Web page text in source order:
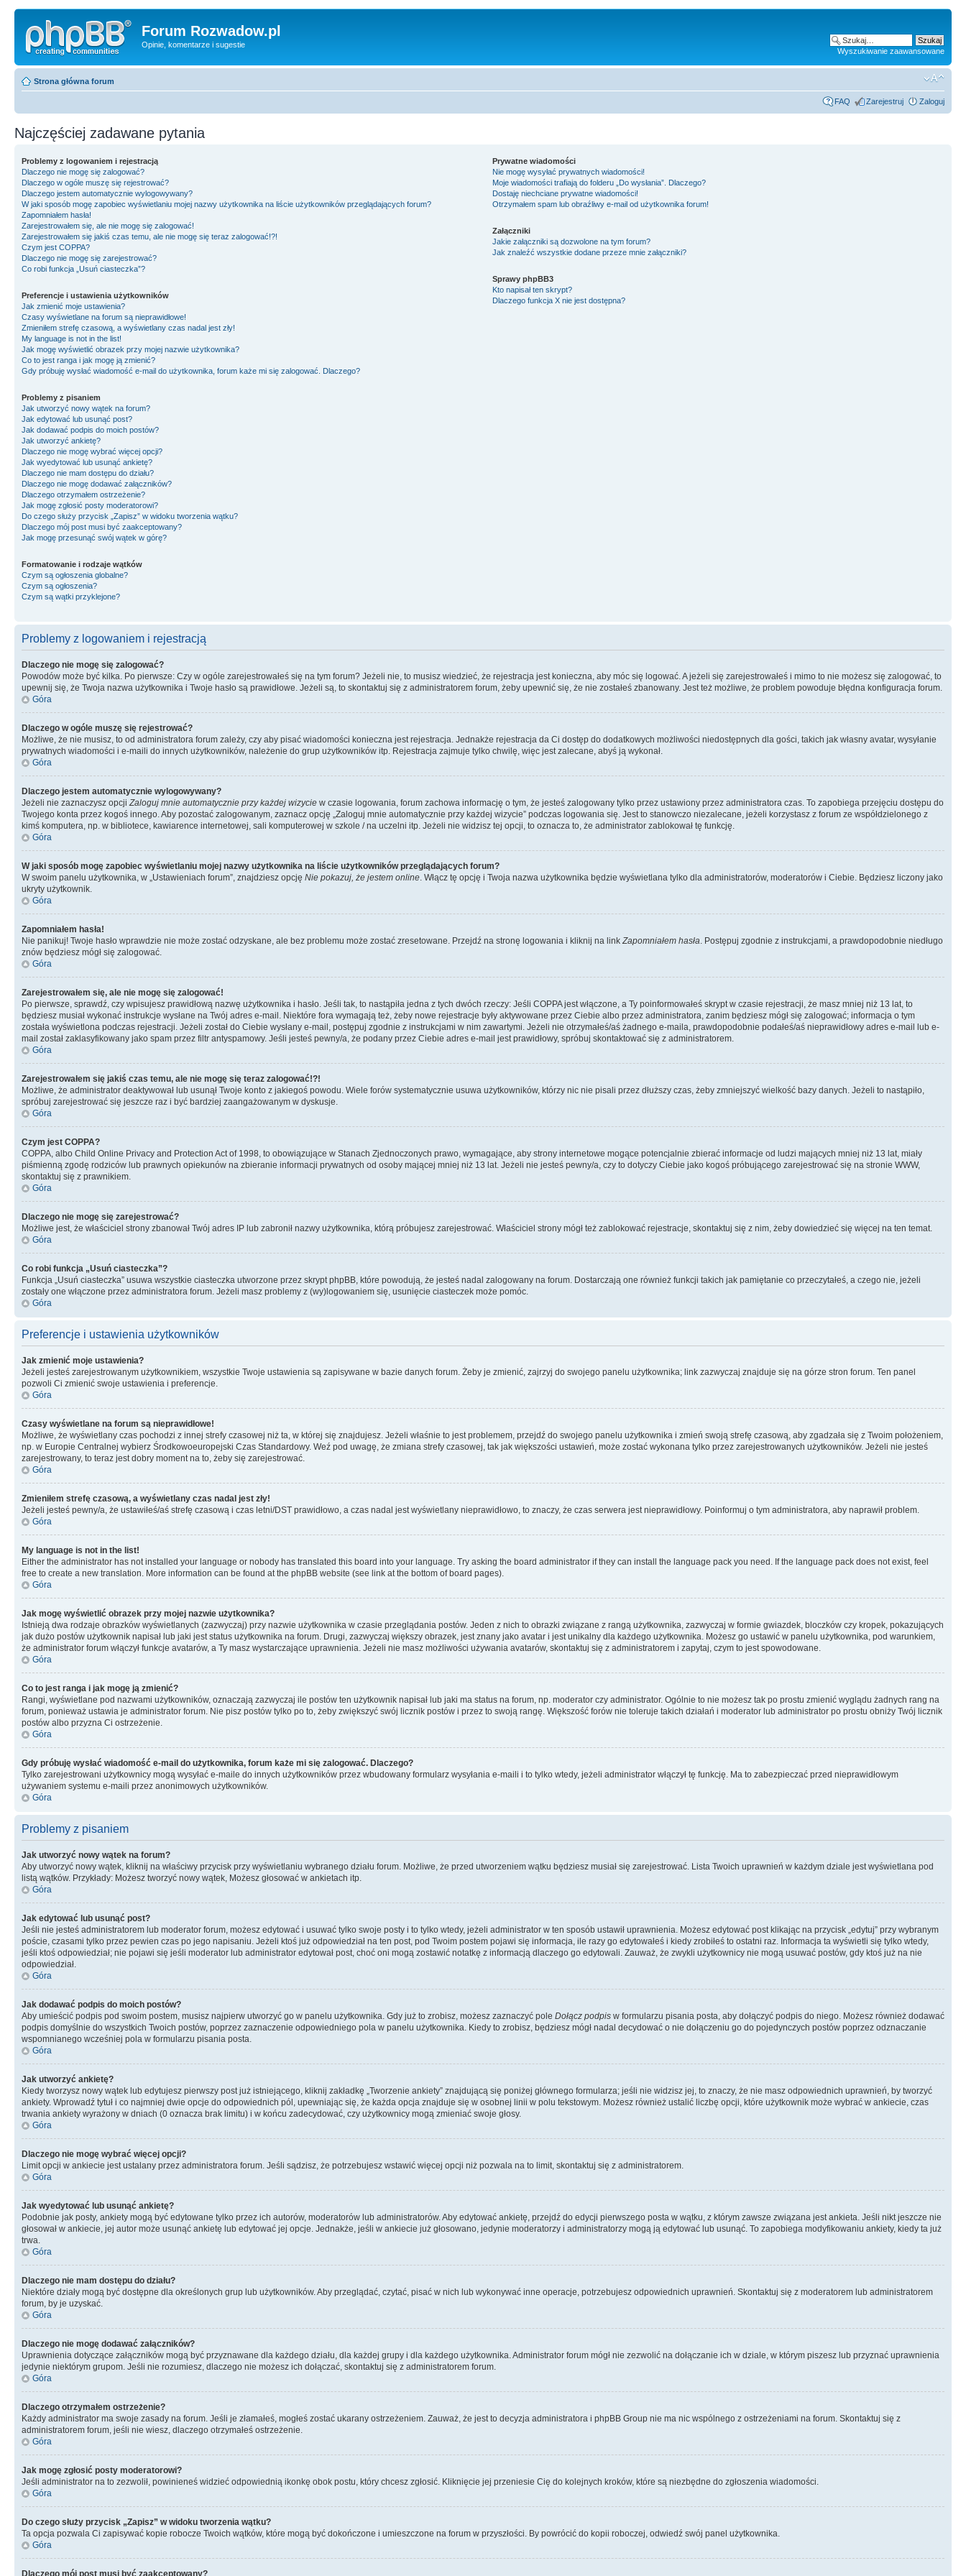
Forum Rozwadow.pl
Opinie, komentarze i sugestie
Wyszukiwanie zaawansowane
Strona główna forum
FAQ Zarejestruj Zaloguj
Najczęściej zadawane pytania
Problemy z logowaniem i rejestracją
Dlaczego nie mogę się zalogować?
Dlaczego w ogóle muszę się rejestrować?
Dlaczego jestem automatycznie wylogowywany?
W jaki sposób mogę zapobiec wyświetlaniu mojej nazwy użytkownika na liście użytkowników przeglądających forum?
Zapomniałem hasła!
Zarejestrowałem się, ale nie mogę się zalogować!
Zarejestrowałem się jakiś czas temu, ale nie mogę się teraz zalogować!?!
Czym jest COPPA?
Dlaczego nie mogę się zarejestrować?
Co robi funkcja „Usuń ciasteczka”?
Preferencje i ustawienia użytkowników
Jak zmienić moje ustawienia?
Czasy wyświetlane na forum są nieprawidłowe!
Zmieniłem strefę czasową, a wyświetlany czas nadal jest zły!
My language is not in the list!
Jak mogę wyświetlić obrazek przy mojej nazwie użytkownika?
Co to jest ranga i jak mogę ją zmienić?
Gdy próbuję wysłać wiadomość e-mail do użytkownika, forum każe mi się zalogować. Dlaczego?
Problemy z pisaniem
Jak utworzyć nowy wątek na forum?
Jak edytować lub usunąć post?
Jak dodawać podpis do moich postów?
Jak utworzyć ankietę?
Dlaczego nie mogę wybrać więcej opcji?
Jak wyedytować lub usunąć ankietę?
Dlaczego nie mam dostępu do działu?
Dlaczego nie mogę dodawać załączników?
Dlaczego otrzymałem ostrzeżenie?
Jak mogę zgłosić posty moderatorowi?
Do czego służy przycisk „Zapisz” w widoku tworzenia wątku?
Dlaczego mój post musi być zaakceptowany?
Jak mogę przesunąć swój wątek w górę?
Formatowanie i rodzaje wątków
Czym są ogłoszenia globalne?
Czym są ogłoszenia?
Czym są wątki przyklejone?
Prywatne wiadomości
Nie mogę wysyłać prywatnych wiadomości!
Moje wiadomości trafiają do folderu „Do wysłania”. Dlaczego?
Dostaję niechciane prywatne wiadomości!
Otrzymałem spam lub obraźliwy e-mail od użytkownika forum!
Załączniki
Jakie załączniki są dozwolone na tym forum?
Jak znaleźć wszystkie dodane przeze mnie załączniki?
Sprawy phpBB3
Kto napisał ten skrypt?
Dlaczego funkcja X nie jest dostępna?
Problemy z logowaniem i rejestracją
Dlaczego nie mogę się zalogować?
Powodów może być kilka. Po pierwsze: Czy w ogóle zarejestrowałeś się na tym forum? Jeżeli nie, to musisz wiedzieć, że rejestracja jest konieczna, aby móc się logować. A jeżeli się zarejestrowałeś i mimo to nie możesz się zalogować, to
upewnij się, że Twoja nazwa użytkownika i Twoje hasło są prawidłowe. Jeżeli są, to skontaktuj się z administratorem forum, żeby upewnić się, że nie zostałeś zbanowany. Jest też możliwe, że problem powoduje błędna konfiguracja forum.
Góra
Dlaczego w ogóle muszę się rejestrować?
Możliwe, że nie musisz, to od administratora forum zależy, czy aby pisać wiadomości konieczna jest rejestracja. Jednakże rejestracja da Ci dostęp do dodatkowych możliwości niedostępnych dla gości, takich jak własny avatar, wysyłanie
prywatnych wiadomości i e-maili do innych użytkowników, należenie do grup użytkowników itp. Rejestracja zajmuje tylko chwilę, więc jest zalecane, abyś ją wykonał.
Góra
Dlaczego jestem automatycznie wylogowywany?
Jeżeli nie zaznaczysz opcji Zaloguj mnie automatycznie przy każdej wizycie w czasie logowania, forum zachowa informację o tym, że jesteś zalogowany tylko przez ustawiony przez administratora czas. To zapobiega przejęciu dostępu do
Twojego konta przez kogoś innego. Aby pozostać zalogowanym, zaznacz opcję „Zaloguj mnie automatycznie przy każdej wizycie” podczas logowania się. Jest to stanowczo niezalecane, jeżeli korzystasz z forum ze współdzielonego z
kimś komputera, np. w bibliotece, kawiarence internetowej, sali komputerowej w szkole / na uczelni itp. Jeżeli nie widzisz tej opcji, to oznacza to, że administrator zablokował tę funkcję.
Góra
W jaki sposób mogę zapobiec wyświetlaniu mojej nazwy użytkownika na liście użytkowników przeglądających forum?
W swoim panelu użytkownika, w „Ustawieniach forum”, znajdziesz opcję Nie pokazuj, że jestem online . Włącz tę opcję i Twoja nazwa użytkownika będzie wyświetlana tylko dla administratorów, moderatorów i Ciebie. Będziesz liczony jako
ukryty użytkownik.
Góra
Zapomniałem hasła!
Nie panikuj! Twoje hasło wprawdzie nie może zostać odzyskane, ale bez problemu może zostać zresetowane. Przejdź na stronę logowania i kliknij na link Zapomniałem hasła . Postępuj zgodnie z instrukcjami, a prawdopodobnie niedługo
znów będziesz mógł się zalogować.
Góra
Zarejestrowałem się, ale nie mogę się zalogować!
Po pierwsze, sprawdź, czy wpisujesz prawidłową nazwę użytkownika i hasło. Jeśli tak, to nastąpiła jedna z tych dwóch rzeczy: Jeśli COPPA jest włączone, a Ty poinformowałeś skrypt w czasie rejestracji, że masz mniej niż 13 lat, to
będziesz musiał wykonać instrukcje wysłane na Twój adres e-mail. Niektóre fora wymagają też, żeby nowe rejestracje były aktywowane przez Ciebie albo przez administratora, zanim będziesz mógł się zalogować; informacja o tym
została wyświetlona podczas rejestracji. Jeżeli został do Ciebie wysłany e-mail, postępuj zgodnie z instrukcjami w nim zawartymi. Jeżeli nie otrzymałeś/aś żadnego e-maila, prawdopodobnie podałeś/aś nieprawidłowy adres e-mail lub e-
mail został zaklasyfikowany jako spam przez filtr antyspamowy. Jeśli jesteś pewny/a, że podany przez Ciebie adres e-mail jest prawidłowy, spróbuj skontaktować się z administratorem.
Góra
Zarejestrowałem się jakiś czas temu, ale nie mogę się teraz zalogować!?!
Możliwe, że administrator deaktywował lub usunął Twoje konto z jakiegoś powodu. Wiele forów systematycznie usuwa użytkowników, którzy nic nie pisali przez dłuższy czas, żeby zmniejszyć wielkość bazy danych. Jeżeli to nastąpiło,
spróbuj zarejestrować się jeszcze raz i być bardziej zaangażowanym w dyskusje.
Góra
Czym jest COPPA?
COPPA, albo Child Online Privacy and Protection Act of 1998, to obowiązujące w Stanach Zjednoczonych prawo, wymagające, aby strony internetowe mogące potencjalnie zbierać informacje od ludzi mających mniej niż 13 lat, miały
piśmienną zgodę rodziców lub prawnych opiekunów na zbieranie informacji prywatnych od osoby mającej mniej niż 13 lat. Jeżeli nie jesteś pewny/a, czy to dotyczy Ciebie jako kogoś próbującego zarejestrować się na stronie WWW,
skontaktuj się z prawnikiem.
Góra
Dlaczego nie mogę się zarejestrować?
Możliwe jest, że właściciel strony zbanował Twój adres IP lub zabronił nazwy użytkownika, którą próbujesz zarejestrować. Właściciel strony mógł też zablokować rejestracje, skontaktuj się z nim, żeby dowiedzieć się więcej na ten temat.
Góra
Co robi funkcja „Usuń ciasteczka”?
Funkcja „Usuń ciasteczka” usuwa wszystkie ciasteczka utworzone przez skrypt phpBB, które powodują, że jesteś nadal zalogowany na forum. Dostarczają one również funkcji takich jak pamiętanie co przeczytałeś, a czego nie, jeżeli
zostały one włączone przez administratora forum. Jeżeli masz problemy z (wy)logowaniem się, usunięcie ciasteczek może pomóc.
Góra
Preferencje i ustawienia użytkowników
Jak zmienić moje ustawienia?
Jeżeli jesteś zarejestrowanym użytkownikiem, wszystkie Twoje ustawienia są zapisywane w bazie danych forum. Żeby je zmienić, zajrzyj do swojego panelu użytkownika; link zazwyczaj znajduje się na górze stron forum. Ten panel
pozwoli Ci zmienić swoje ustawienia i preferencje.
Góra
Czasy wyświetlane na forum są nieprawidłowe!
Możliwe, że wyświetlany czas pochodzi z innej strefy czasowej niż ta, w której się znajdujesz. Jeżeli właśnie to jest problemem, przejdź do swojego panelu użytkownika i zmień swoją strefę czasową, aby zgadzała się z Twoim położeniem,
np. w Europie Centralnej wybierz Środkowoeuropejski Czas Standardowy. Weź pod uwagę, że zmiana strefy czasowej, tak jak większości ustawień, może zostać wykonana tylko przez zarejestrowanych użytkowników. Jeżeli nie jesteś
zarejestrowany, to teraz jest dobry moment na to, żeby się zarejestrować.
Góra
Zmieniłem strefę czasową, a wyświetlany czas nadal jest zły!
Jeżeli jesteś pewny/a, że ustawiłeś/aś strefę czasową i czas letni/DST prawidłowo, a czas nadal jest wyświetlany nieprawidłowo, to znaczy, że czas serwera jest nieprawidłowy. Poinformuj o tym administratora, aby naprawił problem.
Góra
My language is not in the list!
Either the administrator has not installed your language or nobody has translated this board into your language. Try asking the board administrator if they can install the language pack you need. If the language pack does not exist, feel
free to create a new translation. More information can be found at the phpBB website (see link at the bottom of board pages).
Góra
Jak mogę wyświetlić obrazek przy mojej nazwie użytkownika?
Istnieją dwa rodzaje obrazków wyświetlanych (zazwyczaj) przy nazwie użytkownika w czasie przeglądania postów. Jeden z nich to obrazki związane z rangą użytkownika, zazwyczaj w formie gwiazdek, bloczków czy kropek, pokazujących
jak dużo postów użytkownik napisał lub jaki jest status użytkownika na forum. Drugi, zazwyczaj większy obrazek, jest znany jako avatar i jest unikalny dla każdego użytkownika. Możesz go ustawić w panelu użytkownika, pod warunkiem,
że administrator forum włączył funkcje avatarów, a Ty masz wystarczające uprawnienia. Jeżeli nie masz możliwości używania avatarów, skontaktuj się z administratorem i zapytaj, czym to jest spowodowane.
Góra
Co to jest ranga i jak mogę ją zmienić?
Rangi, wyświetlane pod nazwami użytkowników, oznaczają zazwyczaj ile postów ten użytkownik napisał lub jaki ma status na forum, np. moderator czy administrator. Ogólnie to nie możesz tak po prostu zmienić wyglądu żadnych rang na
forum, ponieważ ustawia je administrator forum. Nie pisz postów tylko po to, żeby zwiększyć swój licznik postów i przez to swoją rangę. Większość forów nie toleruje takich działań i moderator lub administrator po prostu obniży Twój licznik
postów albo przyzna Ci ostrzeżenie.
Góra
Gdy próbuję wysłać wiadomość e-mail do użytkownika, forum każe mi się zalogować. Dlaczego?
Tylko zarejestrowani użytkownicy mogą wysyłać e-maile do innych użytkowników przez wbudowany formularz wysyłania e-maili i to tylko wtedy, jeżeli administrator włączył tę funkcję. Ma to zabezpieczać przed nieprawidłowym
używaniem systemu e-maili przez anonimowych użytkowników.
Góra
Problemy z pisaniem
Jak utworzyć nowy wątek na forum?
Aby utworzyć nowy wątek, kliknij na właściwy przycisk przy wyświetlaniu wybranego działu forum. Możliwe, że przed utworzeniem wątku będziesz musiał się zarejestrować. Lista Twoich uprawnień w każdym dziale jest wyświetlana pod
listą wątków. Przykłady: Możesz tworzyć nowy wątek, Możesz głosować w ankietach itp.
Góra
Jak edytować lub usunąć post?
Jeśli nie jesteś administratorem lub moderator forum, możesz edytować i usuwać tylko swoje posty i to tylko wtedy, jeżeli administrator w ten sposób ustawił uprawnienia. Możesz edytować post klikając na przycisk „edytuj” przy wybranym
poście, czasami tylko przez pewien czas po jego napisaniu. Jeżeli ktoś już odpowiedział na ten post, pod Twoim postem pojawi się informacja, ile razy go edytowałeś i kiedy zrobiłeś to ostatni raz. Informacja ta wyświetli się tylko wtedy,
jeśli ktoś odpowiedział; nie pojawi się jeśli moderator lub administrator edytował post, choć oni mogą zostawić notatkę z informacją dlaczego go edytowali. Zauważ, że zwykli użytkownicy nie mogą usuwać postów, gdy ktoś już na nie
odpowiedział.
Góra
Jak dodawać podpis do moich postów?
Aby umieścić podpis pod swoim postem, musisz najpierw utworzyć go w panelu użytkownika. Gdy już to zrobisz, możesz zaznaczyć pole Dołącz podpis w formularzu pisania posta, aby dołączyć podpis do niego. Możesz również dodawać
podpis domyślnie do wszystkich Twoich postów, poprzez zaznaczenie odpowiedniego pola w panelu użytkownika. Kiedy to zrobisz, będziesz mógł nadal decydować o nie dołączeniu go do pojedynczych postów poprzez odznaczanie
wspomnianego wcześniej pola w formularzu pisania posta.
Góra
Jak utworzyć ankietę?
Kiedy tworzysz nowy wątek lub edytujesz pierwszy post już istniejącego, kliknij zakładkę „Tworzenie ankiety” znajdującą się poniżej głównego formularza; jeśli nie widzisz jej, to znaczy, że nie masz odpowiednich uprawnień, by tworzyć
ankiety. Wprowadź tytuł i co najmniej dwie opcje do odpowiednich pól, upewniając się, że każda opcja znajduje się w osobnej linii w polu tekstowym. Możesz również ustalić liczbę opcji, które użytkownik może wybrać w ankiecie, czas
trwania ankiety wyrażony w dniach (0 oznacza brak limitu) i w końcu zadecydować, czy użytkownicy mogą zmieniać swoje głosy.
Góra
Dlaczego nie mogę wybrać więcej opcji?
Limit opcji w ankiecie jest ustalany przez administratora forum. Jeśli sądzisz, że potrzebujesz wstawić więcej opcji niż pozwala na to limit, skontaktuj się z administratorem.
Góra
Jak wyedytować lub usunąć ankietę?
Podobnie jak posty, ankiety mogą być edytowane tylko przez ich autorów, moderatorów lub administratorów. Aby edytować ankietę, przejdź do edycji pierwszego posta w wątku, z którym zawsze związana jest ankieta. Jeśli nikt jeszcze nie
głosował w ankiecie, jej autor może usunąć ankietę lub edytować jej opcje. Jednakże, jeśli w ankiecie już głosowano, jedynie moderatorzy i administratorzy mogą ją edytować lub usunąć. To zapobiega modyfikowaniu ankiety, kiedy ta już
trwa.
Góra
Dlaczego nie mam dostępu do działu?
Niektóre działy mogą być dostępne dla określonych grup lub użytkowników. Aby przeglądać, czytać, pisać w nich lub wykonywać inne operacje, potrzebujesz odpowiednich uprawnień. Skontaktuj się z moderatorem lub administratorem
forum, by je uzyskać.
Góra
Dlaczego nie mogę dodawać załączników?
Uprawnienia dotyczące załączników mogą być przyznawane dla każdego działu, dla każdej grupy i dla każdego użytkownika. Administrator forum mógł nie zezwolić na dołączanie ich w dziale, w którym piszesz lub przyznać uprawnienia
jedynie niektórym grupom. Jeśli nie rozumiesz, dlaczego nie możesz ich dołączać, skontaktuj się z administratorem forum.
Góra
Dlaczego otrzymałem ostrzeżenie?
Każdy administrator ma swoje zasady na forum. Jeśli je złamałeś, mogłeś zostać ukarany ostrzeżeniem. Zauważ, że jest to decyzja administratora i phpBB Group nie ma nic wspólnego z ostrzeżeniami na forum. Skontaktuj się z
administratorem forum, jeśli nie wiesz, dlaczego otrzymałeś ostrzeżenie.
Góra
Jak mogę zgłosić posty moderatorowi?
Jeśli administrator na to zezwolił, powinieneś widzieć odpowiednią ikonkę obok postu, który chcesz zgłosić. Kliknięcie jej przeniesie Cię do kolejnych kroków, które są niezbędne do zgłoszenia wiadomości.
Góra
Do czego służy przycisk „Zapisz” w widoku tworzenia wątku?
Ta opcja pozwala Ci zapisywać kopie robocze Twoich wątków, które mogą być dokończone i umieszczone na forum w przyszłości. By powrócić do kopii roboczej, odwiedź swój panel użytkownika.
Góra
Dlaczego mój post musi być zaakceptowany?